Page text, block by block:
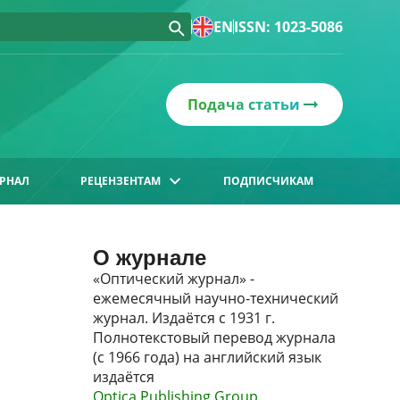
ENISSN: 1023-5086
Подача статьи
РЕЦЕНЗЕНТАМ ПОДПИСЧИКАМ
О журнале
«Оптический журнал» -
ежемесячный научно-технический
журнал. Издаётся с 1931 г.
Полнотекстовый перевод журнала
(с 1966 года) на английский язык
издаётся